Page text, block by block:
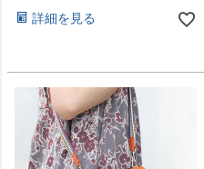
詳細を見る